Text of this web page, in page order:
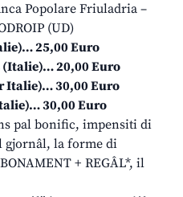
Popolare Friuladria –
(UD)
25,00 Euro
20,00 Euro
Italie)… 30,00 Euro
30,00 Euro
pal bonific, impensiti di
gjornâl, la forme di
+ REGÂL*, il